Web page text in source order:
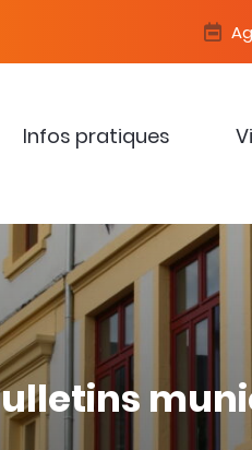
Infos pratiques